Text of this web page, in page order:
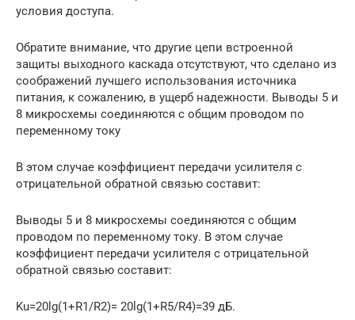
условия доступа.
Обратите внимание, что другие цепи встроенной
защиты выходного каскада отсутствуют, что сделано из
соображений лучшего использования источника
питания, к сожалению, в ущерб надежности. Выводы 5 и
8 микросхемы соединяются с общим проводом по
переменному току
В этом случае коэффициент передачи усилителя с
отрицательной обратной связью составит:
Выводы 5 и 8 микросхемы соединяются с общим
проводом по переменному току. В этом случае
коэффициент передачи усилителя с отрицательной
обратной связью составит:
Ku=20lg(1+R1/R2)= 20lg(1+R5/R4)=39 дБ.